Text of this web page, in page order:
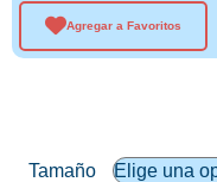
Agregar a Favoritos
Tamaño